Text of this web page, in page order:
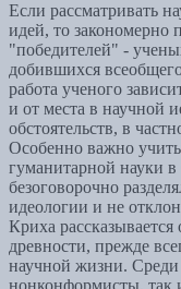
Если рассматривать
идей, то закономерно
"победителей" -
добившихся
работа ученого
и от места в научной
обстоятельств, в
Особенно важно
гуманитарной науки
безоговорочно
идеологии и не
Криха рассказывается
древности, прежде
научной жизни.
нонконформисты, так